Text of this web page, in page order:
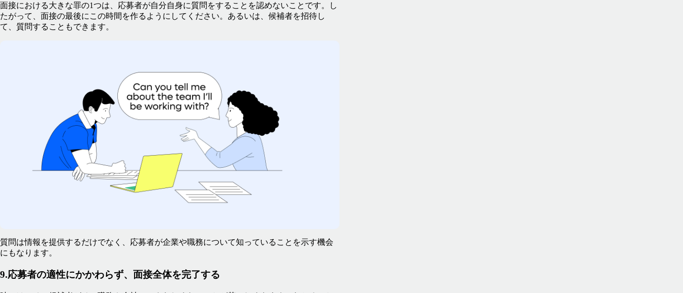
面接における大きな罪の1つは、応募者が自分自身に質問をすることを認めないことです。し
たがって、面接の最後にこの時間を作るようにしてください。あるいは、候補者を招待し
て、質問することもできます。
質問は情報を提供するだけでなく、応募者が企業や職務について知っていることを示す機会
にもなります。
9.応募者の適性にかかわらず、面接全体を完了する